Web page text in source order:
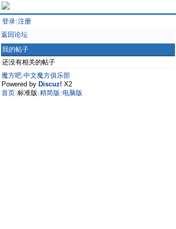
登录 注册
返回论坛
我的帖子
还没有相关的帖子
魔方吧·中文魔方俱乐部
Powered by Discuz! X2
首页 标准版 精简版 电脑版